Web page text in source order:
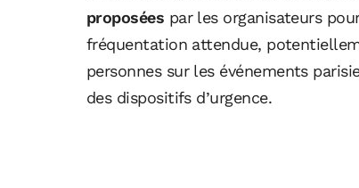
proposées par les organisateurs
fréquentation attendue,
personnes sur les événements
des dispositifs d’urgence.